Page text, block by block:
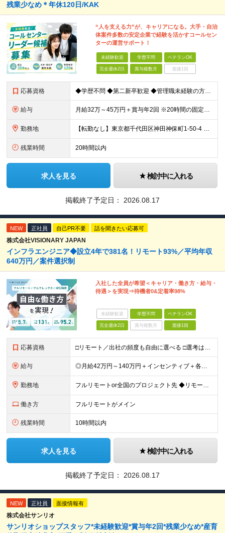
残業少なめ＊年休120日/KAK
“人を支える力”が、キャリアになる。大手・自治
体案件多数の安定企業で経験を活かすコールセン
ターの運営サポート！
未経験歓迎 学歴不問 ベテランOK
完全週休2日 賞与複数月 面接1回
応募資格 ◆学歴不問 ◆第二新卒歓迎 ◆管理職未経験の方も歓迎 ◆基本的なPCスキル（Excel・Word・PowerPoint）のある方 →経験やスキルよりも【人との向き合い方】を重視しています！
給与 月給32万～45万円＋賞与年2回 ※20時間の固定残業代（42,478円～59,735円）含む＆超過分別途支給 ■賞与：年2回（6月、12月） ■昇給：年1回（6月） ※試用期間（6ヵ月間）も給
勤務地 【転勤なし】東京都千代田区神田神保町1-50-4 浦野ビル3階、4階 「神保町駅」徒歩6分 「水道橋駅」徒歩7分 「御茶ノ水駅」徒歩10分 (変更の範囲)上記を除く当社関連勤務地
残業時間 20時間以内
求人を見る 検討中に入れる
掲載終了予定日： 2026.08.17
NEW 正社員 自己PR不要 話を聞きたい応募可
株式会社VISIONARY JAPAN
インフラエンジニア◆設立4年で381名！リモート93%／平均年収
640万円／案件選択制
入社した全員が希望＜キャリア・働き方・給与・
待遇＞を実現⇒待機者0&定着率98%
未経験歓迎 学歴不問 ベテランOK
完全週休2日 賞与複数月 面接1回
応募資格 □リモート／出社の頻度も自由に選べる □選考は役員とWeb面談1回のみ □学歴不問／第二新卒歓迎／ブランクOK 【応募条件】 ◎インフラエンジニアの実務経験1年以上をお持ちの方 └運用・監視だけの方
給与 ◎月給42万円～140万円＋インセンティブ＋各種手当 ・エンジニア平均年収640万円 ・入社したエンジニア全員年収UP！平均180万円UP！ ・還元率80~95%！平均還元率86.9% ・単価連動型⇒
勤務地 フルリモートor全国のプロジェクト先 ◆リモート実施率93%（リモート／出社の頻度も自分で選べる） ◆UIターン歓迎！転勤なし ※(変更の範囲)上記を除く当社関連勤務地 ＼独立した評価機関による評価
働き方 フルリモートがメイン
残業時間 10時間以内
求人を見る 検討中に入れる
掲載終了予定日： 2026.08.17
NEW 正社員 面接情報有
株式会社サンリオ
サンリオショップスタッフ*未経験歓迎*賞与年2回*残業少なめ*産育